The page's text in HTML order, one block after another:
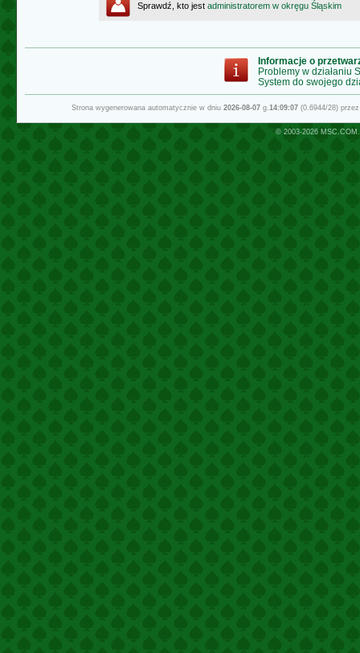
Sprawdź, kto jest administratorem w okręgu Śląskim
Informacje o
Problemy w działaniu
System do swojego
Strona wygenerowana automatycznie w dniu 2026-08-07g.14:09:07(0.6944/28)
© 2003-2026